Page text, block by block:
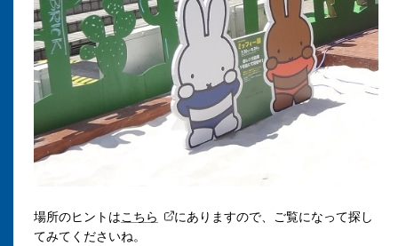
場所のヒントはこちら
にありますので、ご覧になって探し
てみてくださいね。